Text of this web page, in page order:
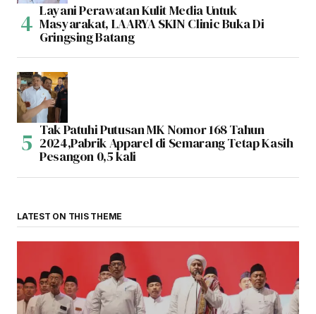
Layani Perawatan Kulit Media Untuk
Masyarakat, LAARYA SKIN Clinic Buka Di
Gringsing Batang
Tak Patuhi Putusan MK Nomor 168 Tahun
2024,Pabrik Apparel di Semarang Tetap Kasih
Pesangon 0,5 kali
LATEST ON THIS THEME